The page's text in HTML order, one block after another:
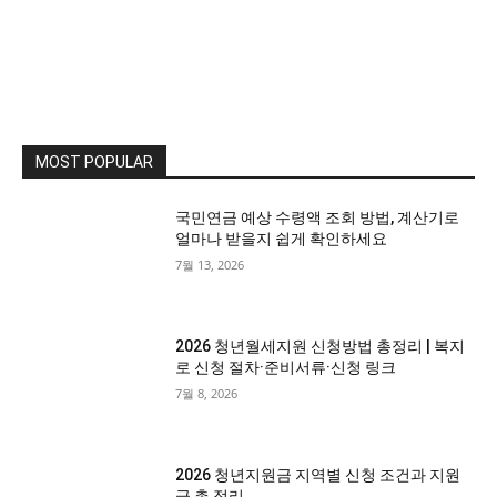
MOST POPULAR
국민연금 예상 수령액 조회 방법, 계산기로
얼마나 받을지 쉽게 확인하세요
7월 13, 2026
2026 청년월세지원 신청방법 총정리 | 복지
로 신청 절차·준비서류·신청 링크
7월 8, 2026
2026 청년지원금 지역별 신청 조건과 지원